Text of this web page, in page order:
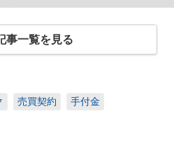
事一覧を見る
売買契約 手付金